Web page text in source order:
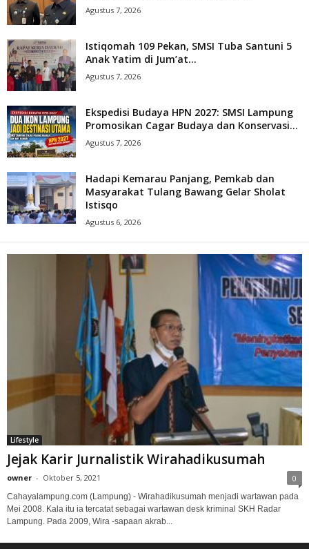
Agustus 7, 2026
Istiqomah 109 Pekan, SMSI Tuba Santuni 5
Anak Yatim di Jum’at...
Agustus 7, 2026
Ekspedisi Budaya HPN 2027: SMSI Lampung
Promosikan Cagar Budaya dan Konservasi...
Agustus 7, 2026
Hadapi Kemarau Panjang, Pemkab dan
Masyarakat Tulang Bawang Gelar Sholat
Istisqo
Agustus 6, 2026
Lifestyle
Jejak Karir Jurnalistik Wirahadikusumah
owner - Oktober 5, 2021 0
Cahayalampung.com (Lampung) - Wirahadikusumah menjadi wartawan pada
Mei 2008. Kala itu ia tercatat sebagai wartawan desk kriminal SKH Radar
Lampung. Pada 2009, Wira -sapaan akrab...